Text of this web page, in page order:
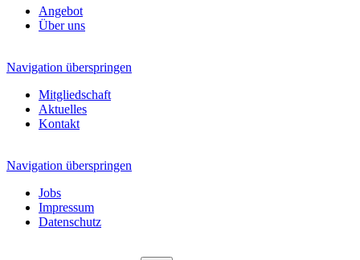
Angebot
Über uns
Navigation überspringen
Mitgliedschaft
Aktuelles
Kontakt
Navigation überspringen
Jobs
Impressum
Datenschutz